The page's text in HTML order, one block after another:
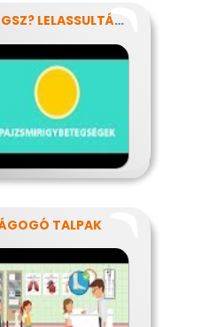
PÖRÖGSZ? LELASSULTÁL? PAJZSMIRIGY
TALPAK